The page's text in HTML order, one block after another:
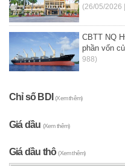
(26/05/2026
CBTT NQ
phần vốn
988)
Chỉ số BDI(Xem thêm)
Giá dầu (Xem thêm)
Giá dầu thô(Xem thêm)